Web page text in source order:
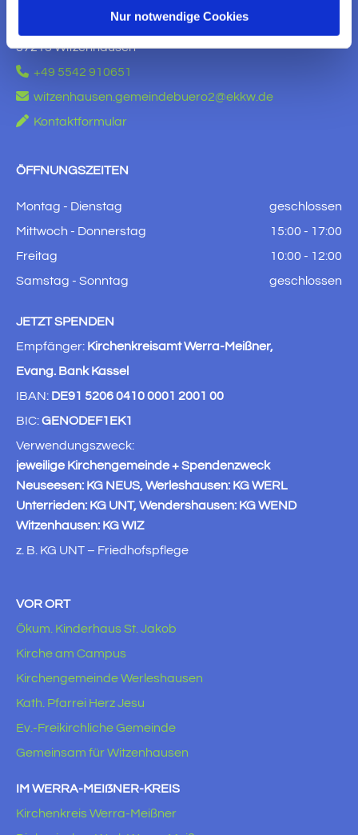
Nur notwendige Cookies
37213 Witzenhausen
 +49 5542 910651
 witzenhausen.gemeindebuero2@ekkw.de
 Kontaktformular
ÖFFNUNGSZEITEN
Montag - Dienstag
geschlossen
Mittwoch - Donnerstag
15:00 - 17:00
Freitag
10:00 - 12:00
Samstag - Sonntag
geschlossen
JETZT SPENDEN
Empfänger: Kirchenkreisamt Werra-Meißner,
Evang. Bank Kassel
IBAN: DE91 5206 0410 0001 2001 00
BIC:GENODEF1EK1
Verwendungszweck:
jeweilige Kirchengemeinde + Spendenzweck
Neuseesen: KG NEUS, Werleshausen: KG WERL
Unterrieden: KG UNT, Wendershausen: KG WEND
Witzenhausen: KG WIZ
z. B. KG UNT – Friedhofspflege
VOR ORT
Ökum. Kinderhaus St. Jakob
Kirche am Campus
Kirchengemeinde Werleshausen
Kath. Pfarrei Herz Jesu
Ev.-Freikirchliche Gemeinde
Gemeinsam für Witzenhausen
IM WERRA-MEIẞNER-KREIS
Kirchenkreis Werra-Meißner